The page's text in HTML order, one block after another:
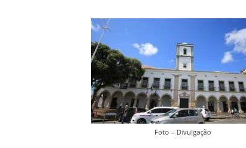
Foto – Divulgação